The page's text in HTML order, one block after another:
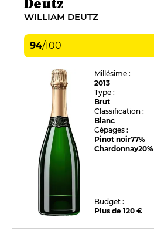
WILLIAM DEUTZ
94/100
Millésime :
2013
Type :
Brut
Classification :
Blanc
Cépages :
Pinot noir77%
Chardonnay20%
Budget :
Plus de 120 €